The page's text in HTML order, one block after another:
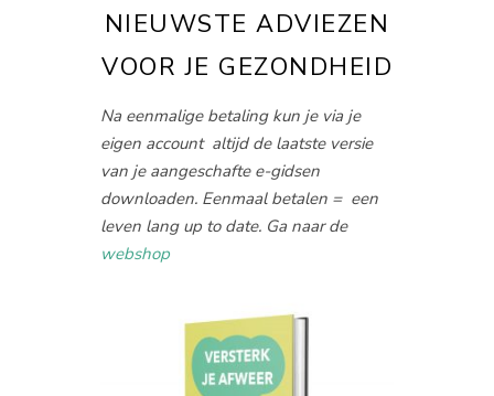
NIEUWSTE ADVIEZEN
VOOR JE GEZONDHEID
Na eenmalige betaling kun je via je
eigen account altijd de laatste versie
van je aangeschafte e-gidsen
downloaden. Eenmaal betalen = een
leven lang up to date. Ga naar de
webshop